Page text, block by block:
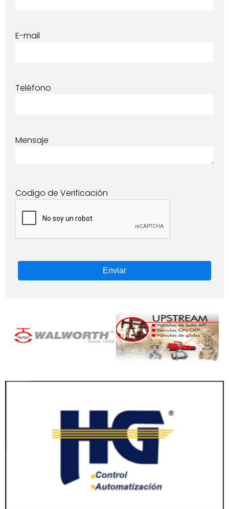
E-mail
Teléfono
Mensaje
Codigo de Verificación
Enviar